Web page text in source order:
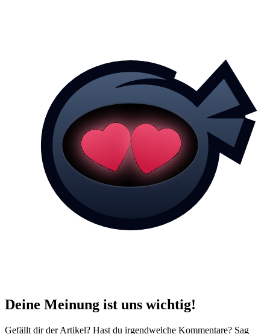
Deine Meinung ist uns wichtig!
Gefällt dir der Artikel? Hast du irgendwelche Kommentare? Sag